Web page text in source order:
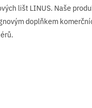
lišt LINUS. Naše
doplňkem